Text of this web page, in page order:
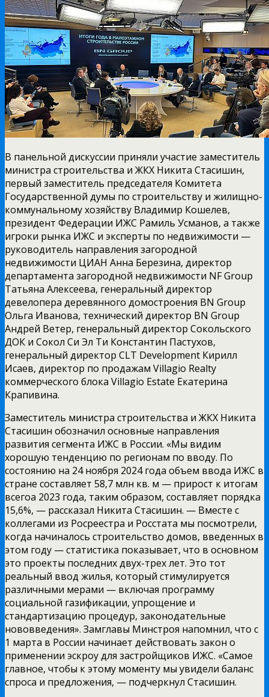
В панельной дискуссии приняли участие заместитель
министра строительства и ЖКХ Никита Стасишин,
первый заместитель председателя Комитета
Государственной думы по строительству и жилищно-
коммунальному хозяйству Владимир Кошелев,
президент Федерации ИЖС Рамиль Усманов, а также
игроки рынка ИЖС и эксперты по недвижимости —
руководитель направления загородной
недвижимости ЦИАН Анна Березина, директор
департамента загородной недвижимости NF Group
Татьяна Алексеева, генеральный директор
девелопера деревянного домостроения BN Group
Ольга Иванова, технический директор BN Group
Андрей Ветер, генеральный директор Сокольского
ДОК и Сокол Си Эл Ти Константин Пастухов,
генеральный директор CLT Development Кирилл
Исаев, директор по продажам Villagio Realty
коммерческого блока Villagio Estate Екатерина
Крапивина.
Заместитель министра строительства и ЖКХ Никита
Стасишин обозначил основные направления
развития сегмента ИЖС в России. «Мы видим
хорошую тенденцию по регионам по вводу. По
состоянию на 24 ноября 2024 года объем ввода ИЖС в
стране составляет 58,7 млн кв. м — прирост к итогам
всегоа 2023 года, таким образом, составляет порядка
15,6%, — рассказал Никита Стасишин. — Вместе с
коллегами из Росреестра и Росстата мы посмотрели,
когда начиналось строительство домов, введенных в
этом году — статистика показывает, что в основном
это проекты последних двух-трех лет. Это тот
реальный ввод жилья, который стимулируется
различными мерами — включая программу
социальной газификации, упрощение и
стандартизацию процедур, законодательные
нововведения». Замглавы Минстроя напомнил, что с
1 марта в России начинает действовать закон о
применении эскроу для застройщиков ИЖС. «Самое
главное, чтобы к этому моменту мы увидели баланс
спроса и предложения, — подчеркнул Стасишин.